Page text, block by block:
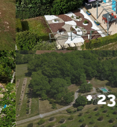
+ 23